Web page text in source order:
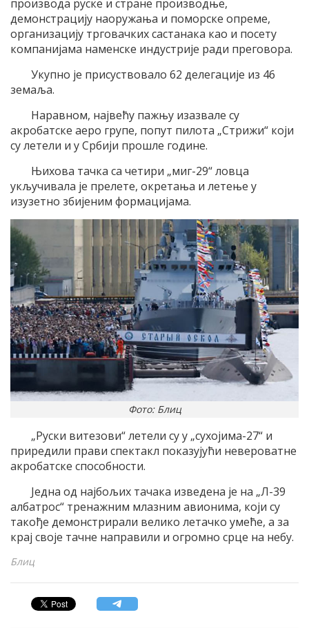
производа руске и стране производње,
демонстрацију наоружања и поморске опреме,
организацију трговачких састанака као и посету
компанијама наменске индустрије ради преговора.
Укупно је присуствовало 62 делегације из 46
земаља.
Наравном, највећу пажњу изазвале су
акробатске аеро групе, попут пилота „Стрижи“ који
су летели и у Србији прошле године.
Њихова тачка са четири „миг-29“ ловца
укључивала је прелете, окретања и летење у
изузетно збијеним формацијама.
Фото: Блиц
„Руски витезови“ летели су у „сухојима-27“ и
приредили прави спектакл показујући невероватне
акробатске способности.
Једна од најбољих тачака изведена је на „Л-39
албатрос“ тренажним млазним авионима, који су
такође демонстрирали велико летачко умеће, а за
крај своје тачне направили и огромно срце на небу.
Блиц